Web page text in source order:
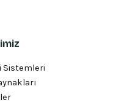
Sistemleri